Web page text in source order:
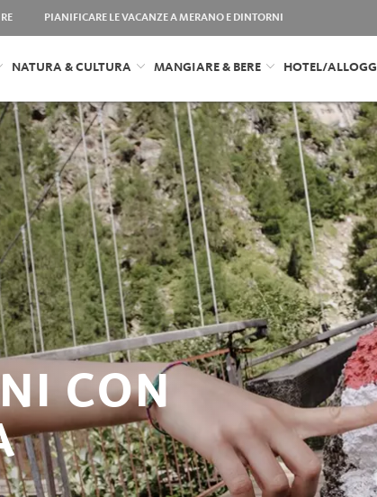
PIANIFICARE LE VACANZE A MERANO E DINTORNI
NATURA & CULTURA MANGIARE & BERE HOTEL/ALLOGGI
CON